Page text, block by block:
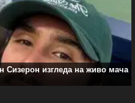
Сизерон изгледа на живо мача